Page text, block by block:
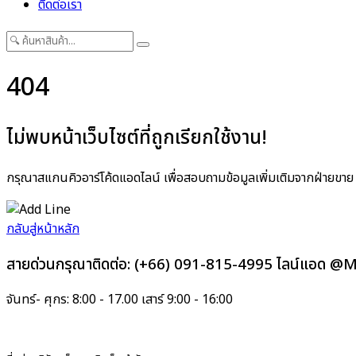
ติดต่อเรา
404
ไม่พบหน้าเว็บไซต์ที่ถูกเรียกใช้งาน!
กรุณาสแกนคิวอาร์โค้ดแอดไลน์ เพื่อสอบถามข้อมูลเพิ่มเติมจากฝ่ายขาย
กลับสู่หน้าหลัก
สายด่วนกรุณาติดต่อ: (+66) 091-815-4995 ไลน์แอด
จันทร์- ศุกร: 8:00 - 17.00 เสาร์ 9:00 - 16:00